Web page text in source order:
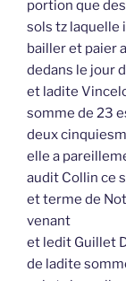
portion que
sols tz laquelle
bailler et paier
dedans le jour
et ladite
somme de 23
deux
elle a
audit Collin ce
et terme de
venant
et ledit Guillet
de ladite